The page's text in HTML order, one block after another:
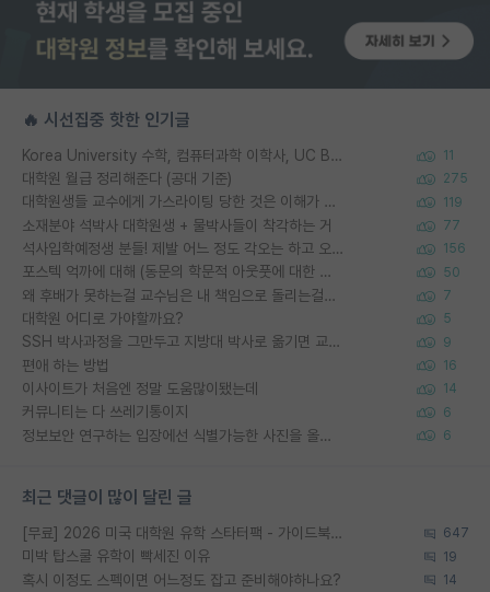
🔥 시선집중 핫한 인기글
Korea University 수학, 컴퓨터과학 이학사, UC Berkeley 산업공학 대학원 공학박사가 되는 것은 쉽지 않겠죠? 11
대학원 월급 정리해준다 (공대 기준) 275
대학원생들 교수에게 가스라이팅 당한 것은 이해가 갑니다. 안타깝네요. 119
소재분야 석박사 대학원생 + 물박사들이 착각하는 거 77
석사입학예정생 분들! 제발 어느 정도 각오는 하고 오세요. 156
포스텍 억까에 대해 (동문의 학문적 아웃풋에 대한 반박) 50
왜 후배가 못하는걸 교수님은 내 책임으로 돌리는걸까요? 7
대학원 어디로 가야할까요? 5
SSH 박사과정을 그만두고 지방대 박사로 옮기면 교수의 꿈은 끝일까요? 9
편애 하는 방법 16
이사이트가 처음엔 정말 도움많이됐는데 14
커뮤니티는 다 쓰레기통이지 6
정보보안 연구하는 입장에선 식별가능한 사진을 올리는건 비추이긴함 6
최근 댓글이 많이 달린 글
[무료] 2026 미국 대학원 유학 스타터팩 - 가이드북 & 합격자 컨택메일 템플릿 647
미박 탑스쿨 유학이 빡세진 이유 19
혹시 이정도 스펙이면 어느정도 잡고 준비해야하나요? 14